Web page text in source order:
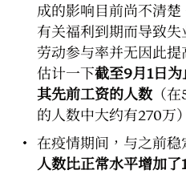
成的影响目前尚不清
有关福利到期而导致
劳动参与率并无因此
估计一下截至9月1日
其先前工资的人数（在
的人数中大约有270万
在疫情期间，与之前稳
人数比正常水平增加了